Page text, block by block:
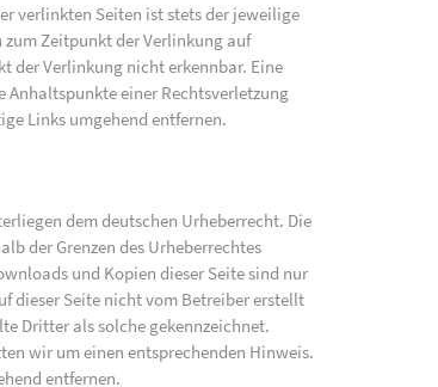
verlinkten Seiten ist stets der jeweilige
Zeitpunkt der Verlinkung auf
der Verlinkung nicht erkennbar. Eine
einer Rechtsverletzung
Links umgehend entfernen.
dem deutschen Urheberrecht. Die
der Grenzen des Urheberrechtes
und Kopien dieser Seite sind nur
dieser Seite nicht vom Betreiber erstellt
Dritter als solche gekennzeichnet.
wir um einen entsprechenden Hinweis.
entfernen.